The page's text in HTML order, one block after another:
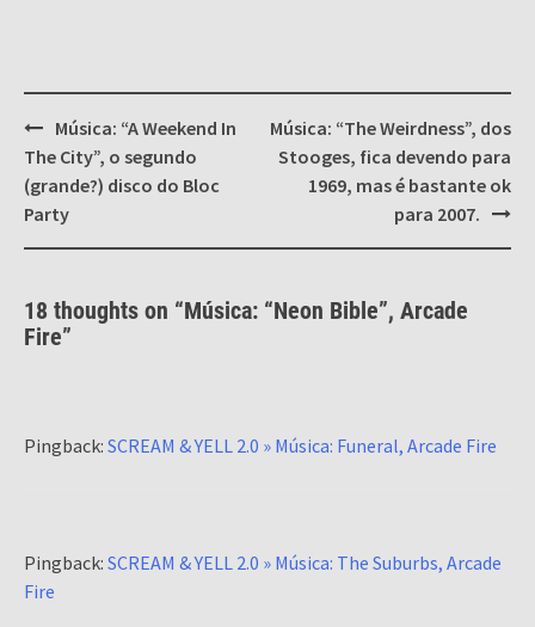
Post
navigation
Música: “A Weekend In
The City”, o segundo
(grande?) disco do Bloc
Party
Música: “The Weirdness”, dos
Stooges, fica devendo para
1969, mas é bastante ok
para 2007.
18 thoughts on “Música: “Neon Bible”, Arcade
Fire”
Pingback: SCREAM & YELL 2.0 » Música: Funeral, Arcade Fire
Pingback: SCREAM & YELL 2.0 » Música: The Suburbs, Arcade
Fire